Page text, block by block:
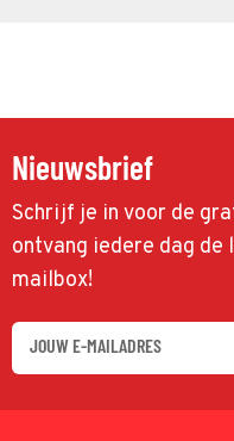
Nieuwsbrief
Schrijf je in voor de
ontvang iedere dag
mailbox!